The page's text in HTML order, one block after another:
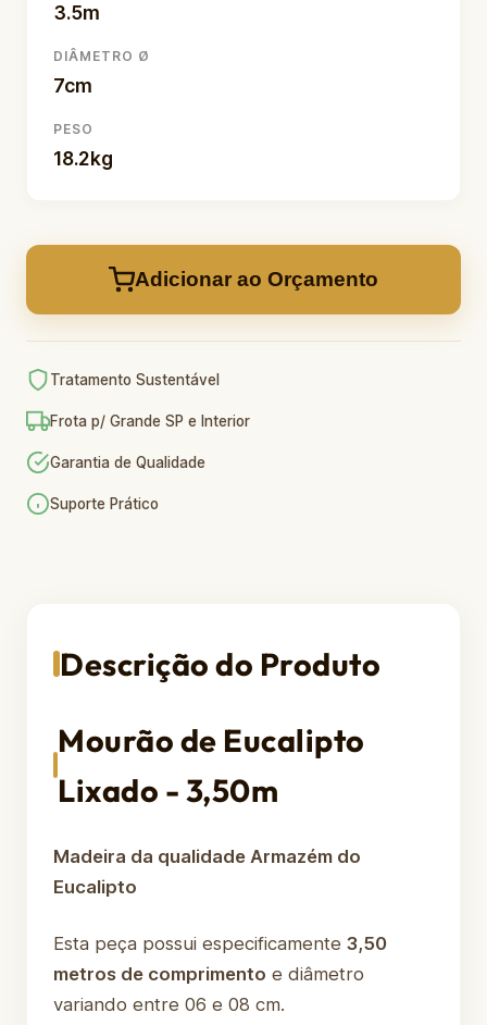
3.5m
DIÂMETRO Ø
7cm
PESO
18.2kg
Adicionar ao Orçamento
Tratamento Sustentável
Frota p/ Grande SP e Interior
Garantia de Qualidade
Suporte Prático
Descrição do Produto
Mourão de Eucalipto
Lixado - 3,50m
Madeira da qualidade Armazém do
Eucalipto
Esta peça possui especificamente 3,50
metros de comprimento e diâmetro
variando entre 06 e 08 cm.